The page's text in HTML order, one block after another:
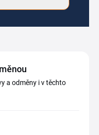
a odměny i v těchto